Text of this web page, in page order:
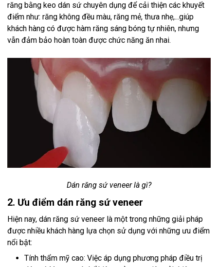
răng bằng keo dán sứ chuyên dụng để cải thiện các khuyết
điểm như: răng không đều màu, răng mẻ, thưa nhẹ,...giúp
khách hàng có được hàm răng sáng bóng tự nhiên, nhưng
vẫn đảm bảo hoàn toàn được chức năng ăn nhai.
Dán răng sứ veneer là gì?
2. Ưu điểm dán răng sứ veneer
Hiện nay, dán răng sứ veneer là một trong những giải pháp
được nhiều khách hàng lựa chọn sử dụng với những ưu điểm
nổi bật:
Tính thẩm mỹ cao: Việc áp dụng phương pháp điều trị